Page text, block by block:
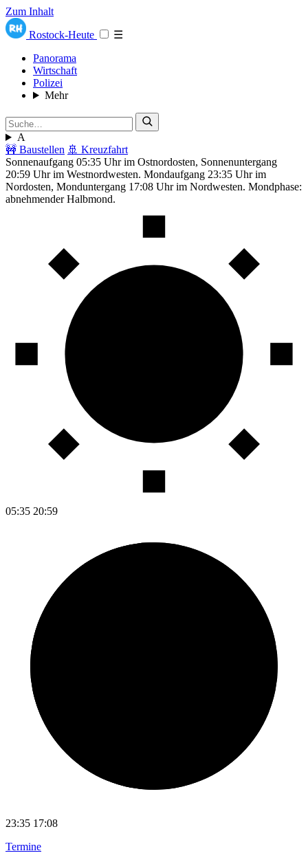
Zum Inhalt
Rostock-Heute
☰
Panorama
Wirtschaft
Polizei
Mehr
A
🚧 Baustellen 🚢 Kreuzfahrt
Sonnenaufgang 05:35 Uhr im Ostnordosten, Sonnenuntergang
20:59 Uhr im Westnordwesten. Mondaufgang 23:35 Uhr im
Nordosten, Monduntergang 17:08 Uhr im Nordwesten. Mondphase:
abnehmender Halbmond.
05:35 20:59
23:35 17:08
Termine